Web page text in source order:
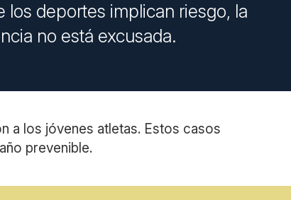
los deportes implican riesgo, la
no está excusada.
a los jóvenes atletas. Estos casos
prevenible.